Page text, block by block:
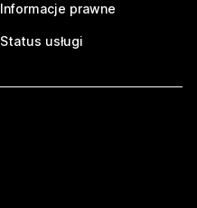
Informacje prawne
Status usługi